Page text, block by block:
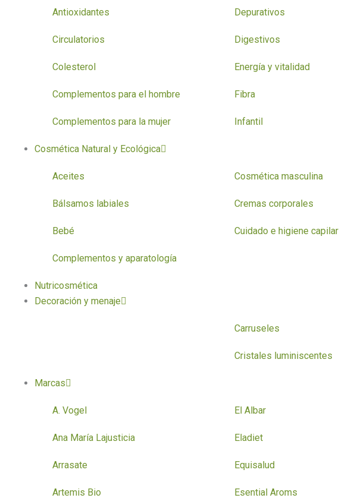
Antioxidantes
Circulatorios
Colesterol
Complementos para el hombre
Complementos para la mujer
Depurativos
Digestivos
Energía y vitalidad
Fibra
Infantil
Cosmética Natural y Ecológica
Aceites
Bálsamos labiales
Bebé
Complementos y aparatología
Cosmética masculina
Cremas corporales
Cuidado e higiene capilar
Nutricosmética
Decoración y menaje
Carruseles
Cristales luminiscentes
Marcas
A. Vogel
Ana María Lajusticia
Arrasate
Artemis Bio
El Albar
Eladiet
Equisalud
Esential Aroms